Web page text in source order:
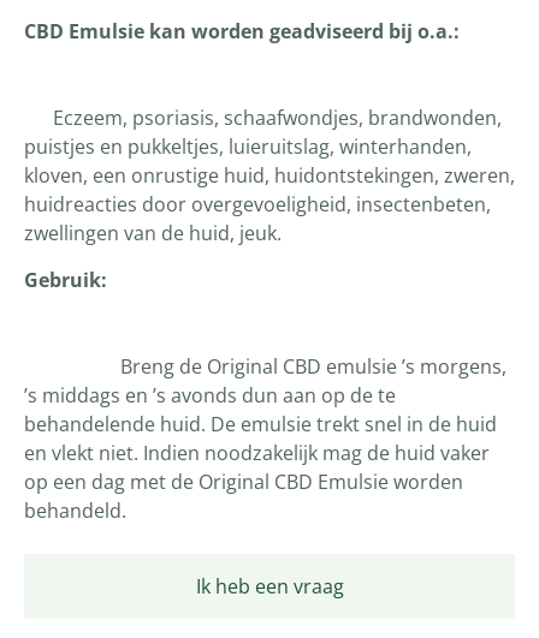
Ik heb een vraag
CBD Emulsie kan worden geadviseerd bij o.a.:
Eczeem, psoriasis, schaafwondjes, brandwonden,
puistjes en pukkeltjes, luieruitslag, winterhanden,
kloven, een onrustige huid, huidontstekingen, zweren,
huidreacties door overgevoeligheid, insectenbeten,
zwellingen van de huid, jeuk.
Gebruik:
Breng de Original CBD emulsie ’s morgens,
’s middags en ’s avonds dun aan op de te
behandelende huid. De emulsie trekt snel in de huid
en vlekt niet. Indien noodzakelijk mag de huid vaker
op een dag met de Original CBD Emulsie worden
behandeld.